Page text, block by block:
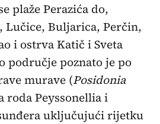
plaže Perazića do,
Lučice, Buljarica, Perčin,
i ostrva Katič i Sveta
područje poznato je po
murave (Posidonia
roda Peyssonellia i
uključujući rijetku